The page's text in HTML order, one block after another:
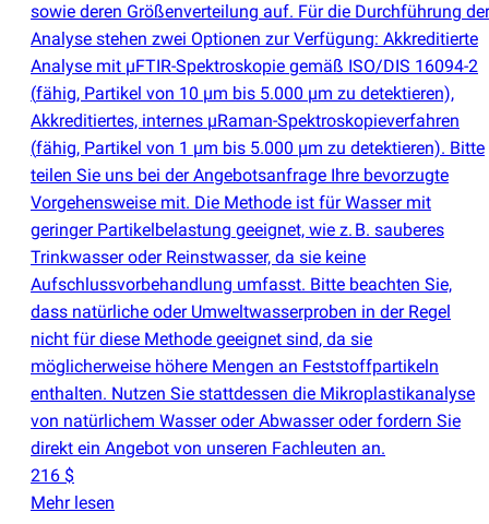
sowie deren Größenverteilung auf. Für die Durchführung der
Analyse stehen zwei Optionen zur Verfügung: Akkreditierte
Analyse mit µFTIR-Spektroskopie gemäß ISO/DIS 16094-2
(fähig, Partikel von 10 µm bis 5.000 µm zu detektieren),
Akkreditiertes, internes µRaman-Spektroskopieverfahren
(fähig, Partikel von 1 µm bis 5.000 µm zu detektieren). Bitte
teilen Sie uns bei der Angebotsanfrage Ihre bevorzugte
Vorgehensweise mit. Die Methode ist für Wasser mit
geringer Partikelbelastung geeignet, wie z. B. sauberes
Trinkwasser oder Reinstwasser, da sie keine
Aufschlussvorbehandlung umfasst. Bitte beachten Sie,
dass natürliche oder Umweltwasserproben in der Regel
nicht für diese Methode geeignet sind, da sie
möglicherweise höhere Mengen an Feststoffpartikeln
enthalten. Nutzen Sie stattdessen die Mikroplastikanalyse
von natürlichem Wasser oder Abwasser oder fordern Sie
direkt ein Angebot von unseren Fachleuten an.
216 $
Mehr lesen